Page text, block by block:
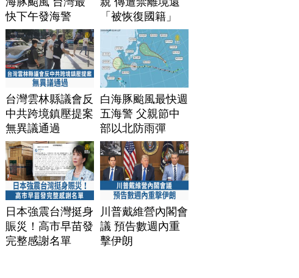
快下午發海警
「被恢復國籍」
台灣雲林縣議會反
中共跨境鎮壓提案
無異議通過
白海豚颱風最快週
五海警 父親節中
部以北防雨彈
日本強震台灣挺身
賑災！高市早苗發
完整感謝名單
川普戴維營內閣會
議 預告數週內重
擊伊朗